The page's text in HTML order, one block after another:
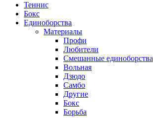
Теннис
Бокс
Единоборства
Материалы
Профи
Любители
Смешанные единоборства
Вольная
Дзюдо
Самбо
Другие
Бокс
Борьба